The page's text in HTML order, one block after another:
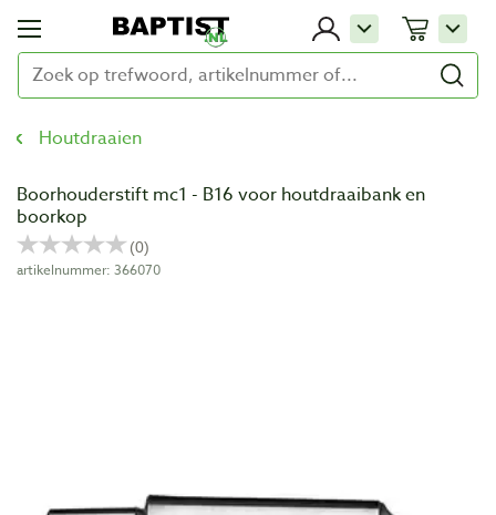
Houtdraaien
Boorhouderstift mc1 - B16 voor houtdraaibank en
boorkop
artikelnummer: 366070